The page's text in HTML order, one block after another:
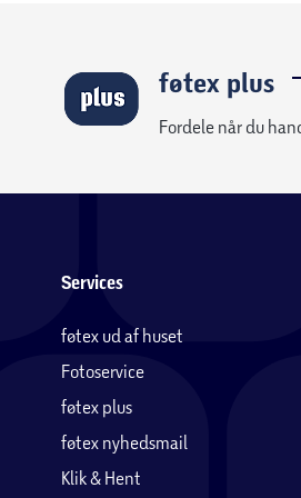
føtex plus
Fordele når du
Services
føtex ud af huset
Fotoservice
føtex plus
føtex nyhedsmail
Klik & Hent